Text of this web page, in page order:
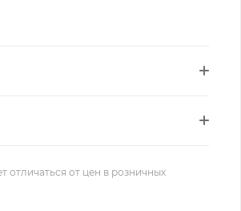
отличаться от цен в розничных